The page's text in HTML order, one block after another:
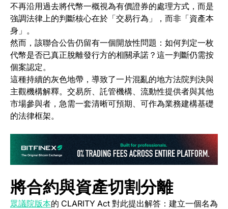
不再沿用過去將代幣一概視為有價證券的處理方式，而是
強調法律上的判斷核心在於「交易行為」，而非「資產本
身」。
然而，該聯合公告仍留有一個開放性問題：如何判定一枚
代幣是否已真正脫離發行方的相關承諾？這一判斷仍需按
個案認定。
這種持續的灰色地帶，導致了一片混亂的地方法院判決與
主觀機構解釋。交易所、託管機構、流動性提供者與其他
市場參與者，急需一套清晰可預期、可作為業務建構基礎
的法律框架。
將合約與資產切割分離
眾議院版本(opens in a new tab)
的 CLARITY Act 對此提出解答：建立一個名為